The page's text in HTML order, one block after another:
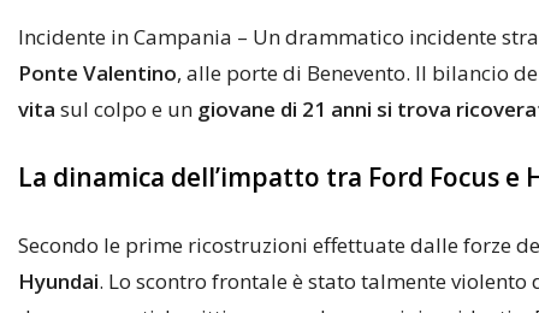
Incidente in Campania – Un drammatico incidente
Ponte Valentino, alle porte di Benevento. Il bilancio
vita sul colpo e un giovane di 21 anni si trova
La dinamica dell’impatto tra Ford Focus e
Secondo le prime ricostruzioni effettuate dalle forze
Hyundai. Lo scontro frontale è stato talmente